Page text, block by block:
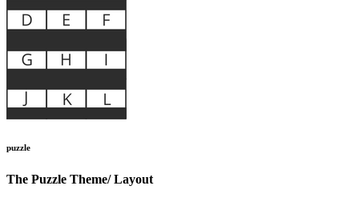
puzzle
The Puzzle Theme/ Layout